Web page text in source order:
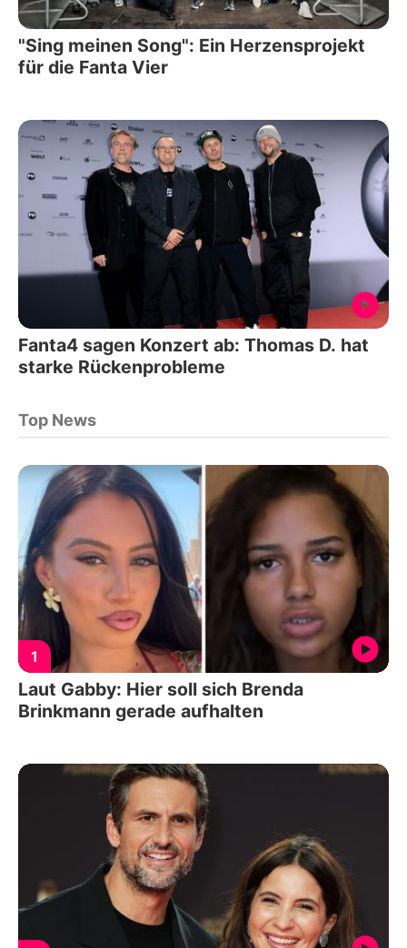
"Sing meinen Song": Ein Herzensprojekt
für die Fanta Vier
Fanta4 sagen Konzert ab: Thomas D. hat
starke Rückenprobleme
Top News
1
Laut Gabby: Hier soll sich Brenda
Brinkmann gerade aufhalten